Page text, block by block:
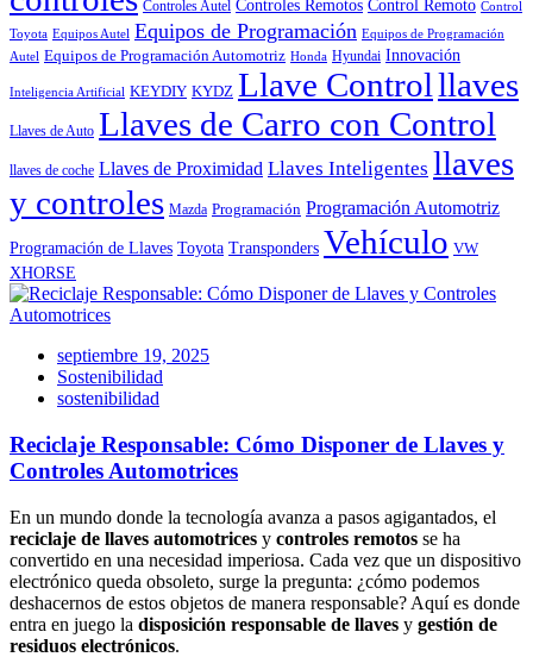
Controles Autel Controles Remotos Control Remoto Control
Toyota Equipos Autel Equipos de Programación Equipos de Programación
Autel Equipos de Programación Automotriz Honda Hyundai Innovación
Inteligencia Artificial KEYDIY KYDZ Llave Controlllaves
Llaves de Auto Llaves de Carro con Control
llaves de coche Llaves de Proximidad Llaves Inteligentes llaves
y controles Mazda Programación Programación Automotriz
Programación de Llaves Toyota Transponders Vehículo VW
XHORSE
septiembre 19, 2025
Sostenibilidad
sostenibilidad
Reciclaje Responsable: Cómo Disponer de Llaves y
Controles Automotrices
En un mundo donde la tecnología avanza a pasos agigantados, el
reciclaje de llaves automotrices y controles remotos se ha
convertido en una necesidad imperiosa. Cada vez que un dispositivo
electrónico queda obsoleto, surge la pregunta: ¿cómo podemos
deshacernos de estos objetos de manera responsable? Aquí es donde
entra en juego la disposición responsable de llaves y gestión de
residuos electrónicos.